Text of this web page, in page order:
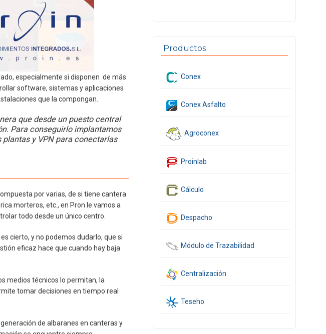
especialmente si disponen de más
software, sistemas y aplicaciones
que la compongan.
que desde un puesto central
Para conseguirlo implantamos
y VPN para conectarlas
por varias, de si tiene cantera
morteros, etc., en Pron le vamos a
todo desde un único centro.
cierto, y no podemos dudarlo, que si
eficaz hace que cuando hay baja
medios técnicos lo permitan, la
tomar decisiones en tiempo real
de albaranes en canteras y
Productos
Conex
Conex Asfalto
Agroconex
Proinlab
Cálculo
Despacho
Módulo de Trazabilidad
Centralización
Teseho